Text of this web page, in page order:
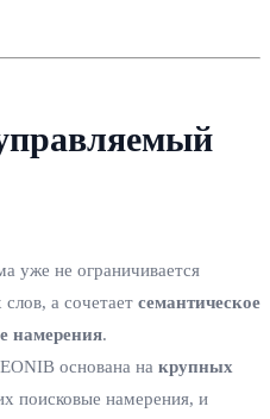
уже не ограничивается
а сочетает семантическое
намерения.
основана на крупных
поисковые намерения, и